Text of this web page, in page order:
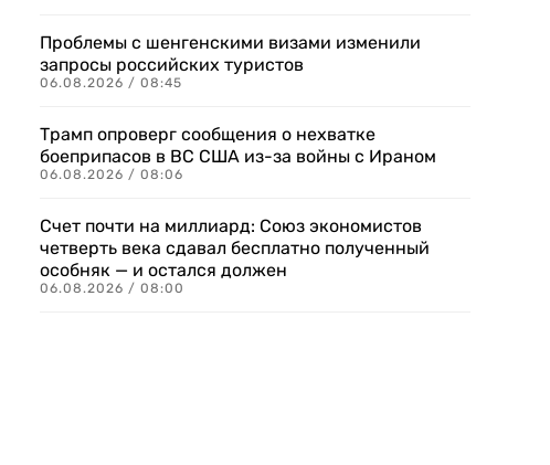
Проблемы с шенгенскими визами изменили
запросы российских туристов
06.08.2026 / 08:45
Трамп опроверг сообщения о нехватке
боеприпасов в ВС США из-за войны с Ираном
06.08.2026 / 08:06
Счет почти на миллиард: Союз экономистов
четверть века сдавал бесплатно полученный
особняк — и остался должен
06.08.2026 / 08:00